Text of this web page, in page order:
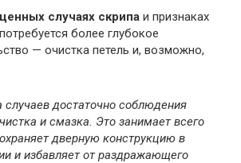
случаях скрипа и признаках
более глубокое
— очистка петель и, возможно,
достаточно соблюдения
и смазка. Это занимает всего
дверную конструкцию в
и избавляет от раздражающего